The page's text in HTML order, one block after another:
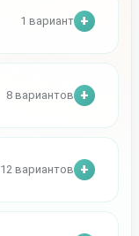
1 вариант
8 вариантов
12 вариантов